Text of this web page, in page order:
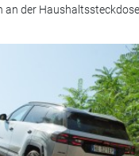
der Haushaltssteckdose.